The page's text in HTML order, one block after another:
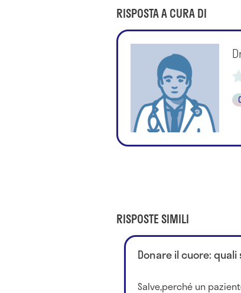
RISPOSTA A CURA DI
RISPOSTE SIMILI
Donare il cuore:
Salve,perché un